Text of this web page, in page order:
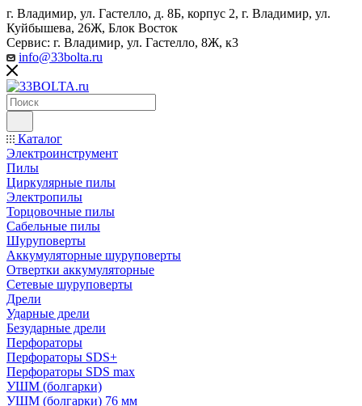
г. Владимир, ул. Гастелло, д. 8Б, корпус 2, г. Владимир, ул. ​
Куйбышева, 26Ж, Блок Восток
Сервис: г. Владимир, ул. Гастелло, 8Ж, к3
info@33bolta.ru
Каталог
Электроинструмент
Пилы
Циркулярные пилы
Электропилы
Торцовочные пилы
Сабельные пилы
Шуруповерты
Аккумуляторные шуруповерты
Отвертки аккумуляторные
Сетевые шуруповерты
Дрели
Ударные дрели
Безударные дрели
Перфораторы
Перфораторы SDS+
Перфораторы SDS max
УШМ (болгарки)
УШМ (болгарки) 76 мм